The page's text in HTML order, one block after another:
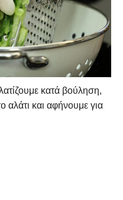
κατά βούληση,
αλάτι και αφήνουμε για